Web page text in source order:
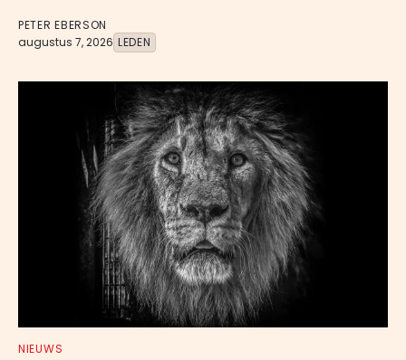
PETER EBERSON
augustus 7, 2026 LEDEN
NIEUWS